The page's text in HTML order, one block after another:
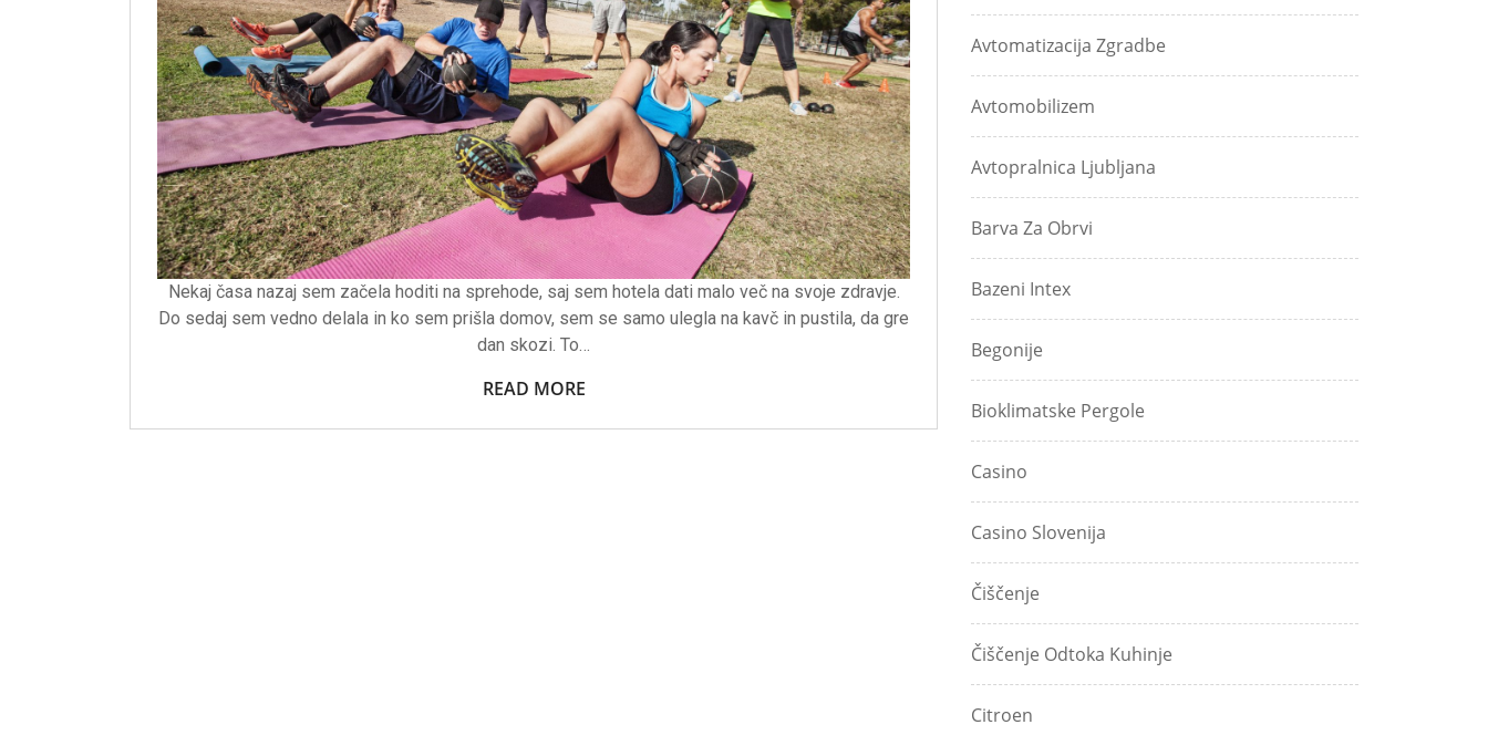
Nekaj časa nazaj sem začela hoditi na sprehode, saj sem hotela dati malo več na svoje zdravje.
Do sedaj sem vedno delala in ko sem prišla domov, sem se samo ulegla na kavč in pustila, da gre
dan skozi. To…
READ MORE
Avtomatizacija Zgradbe
Avtomobilizem
Avtopralnica Ljubljana
Barva Za Obrvi
Bazeni Intex
Begonije
Bioklimatske Pergole
Casino
Casino Slovenija
Čiščenje
Čiščenje Odtoka Kuhinje
Citroen